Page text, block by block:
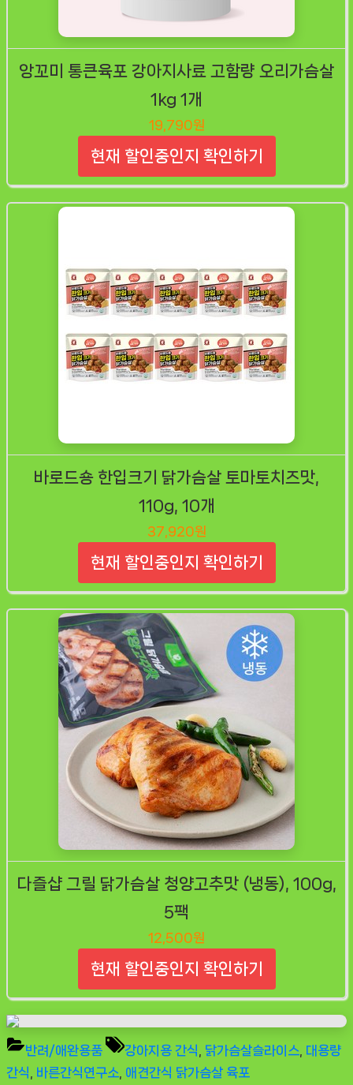
앙꼬미 통큰육포 강아지사료 고함량 오리가슴살
1kg 1개
19,790원
현재 할인중인지 확인하기
바로드숑 한입크기 닭가슴살 토마토치즈맛,
110g, 10개
37,920원
현재 할인중인지 확인하기
다즐샵 그릴 닭가슴살 청양고추맛 (냉동), 100g,
5팩
12,500원
현재 할인중인지 확인하기
반려/애완용품 Tags:
강아지용 간식 닭가슴살슬라이스 대용량
간식
바른간식연구소 애견간식 닭가슴살 육포